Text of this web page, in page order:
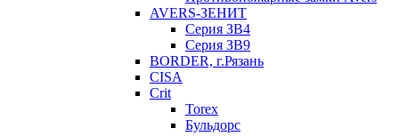
AVERS-ЗЕНИТ
Серия ЗВ4
Серия ЗВ9
BORDER, г.Рязань
CISA
Crit
Torex
Бульдорс